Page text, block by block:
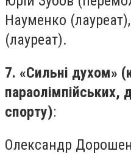
Науменко
(лауреат).
7. «Сильні духом»
параолімпійських,
спорту):
Олександр